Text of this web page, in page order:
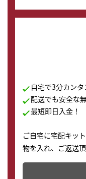
自宅で3分カン
配送でも安全な
最短即日入金！
ご自宅に宅配キッ
物を入れ、ご返送
テムです。
配送でも簡単&安